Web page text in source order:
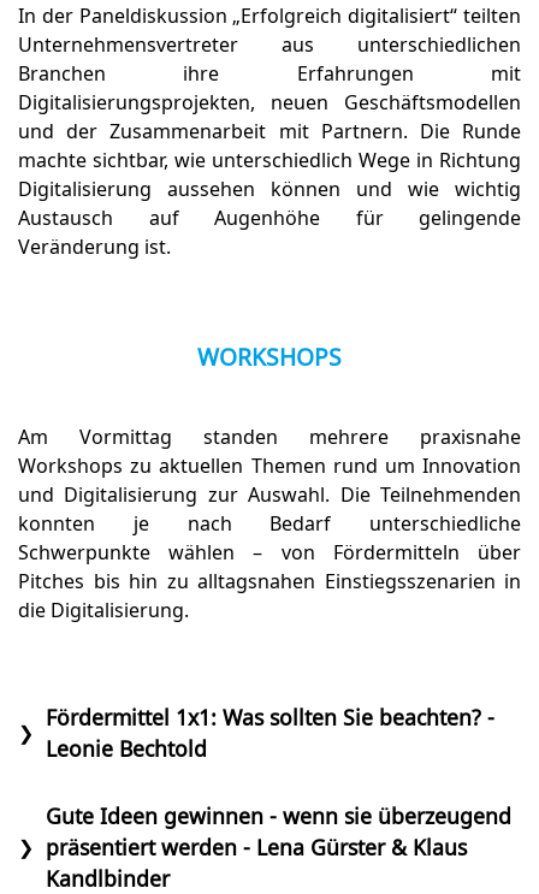
In der Paneldiskussion „Erfolgreich digitalisiert“ teilten
Unternehmensvertreter aus unterschiedlichen
Branchen ihre Erfahrungen mit
Digitalisierungsprojekten, neuen Geschäftsmodellen
und der Zusammenarbeit mit Partnern. Die Runde
machte sichtbar, wie unterschiedlich Wege in Richtung
Digitalisierung aussehen können und wie wichtig
Austausch auf Augenhöhe für gelingende
Veränderung ist.
WORKSHOPS
Am Vormittag standen mehrere praxisnahe
Workshops zu aktuellen Themen rund um Innovation
und Digitalisierung zur Auswahl. Die Teilnehmenden
konnten je nach Bedarf unterschiedliche
Schwerpunkte wählen – von Fördermitteln über
Pitches bis hin zu alltagsnahen Einstiegsszenarien in
die Digitalisierung.
❯
Fördermittel 1x1: Was sollten Sie beachten? -
Leonie Bechtold
❯
Gute Ideen gewinnen - wenn sie überzeugend
präsentiert werden - Lena Gürster & Klaus
Kandlbinder